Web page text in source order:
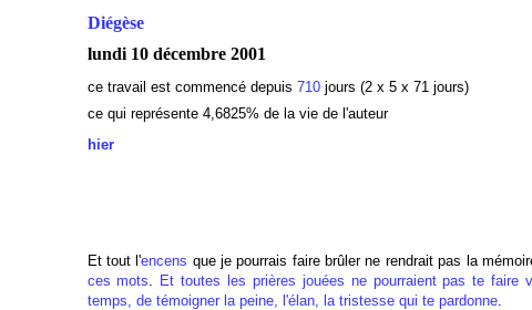
Diégèse
lundi 10 décembre 2001
ce travail est commencé depuis 710jours (2 x 5 x 71 jours)
ce qui représente 4,6825% de la vie de l'auteur
hier
Et tout l'encens que je pourrais faire brûler ne rendrait pas la
ces mots. Et toutes les prières jouées ne pourraient pas te faire
temps, de témoigner la peine, l'élan, la tristesse qui te pardonne.